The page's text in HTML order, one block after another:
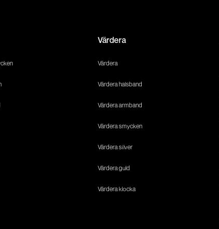
Värdera
Värdera
Värdera halsband
Värdera armband
Värdera smycken
Värdera silver
Värdera guld
Värdera klocka